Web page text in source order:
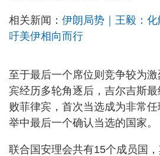
相关新闻： 伊朗局势｜王毅：
吁美伊相向而行
至于最后一个席位则竞争较为
宾经历多轮角逐后，吉尔吉斯
败菲律宾，首次当选成为非常
举中最后一个确认当选的国家。
联合国安理会共有15个成员国，